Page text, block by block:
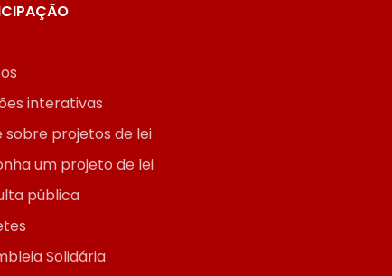
interativas
sobre projetos de lei
um projeto de lei
pública
Solidária